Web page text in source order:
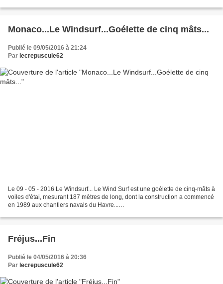
Monaco...Le Windsurf...Goélette de cinq mâts...
Publié le 09/05/2016 à 21:24
Par lecrepuscule62
Le 09 - 05 - 2016 Le Windsurf... Le Wind Surf est une goélette de cinq-mâts à
voiles d'étai, mesurant 187 mètres de long, dont la construction a commencé
en 1989 aux chantiers navals du Havre...
Fréjus...Fin
Publié le 04/05/2016 à 20:36
Par lecrepuscule62